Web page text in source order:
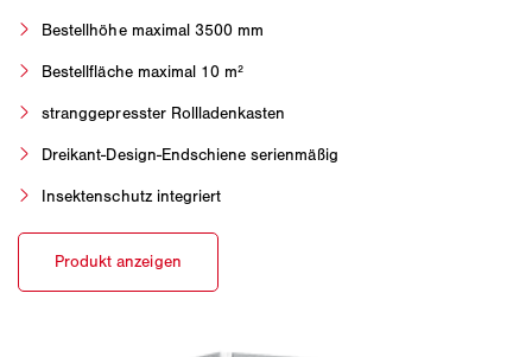
Bestellhöhe maximal 3500 mm
Bestellfläche maximal 10 m²
stranggepresster Rollladenkasten
Dreikant-Design-Endschiene serienmäßig
Insektenschutz integriert